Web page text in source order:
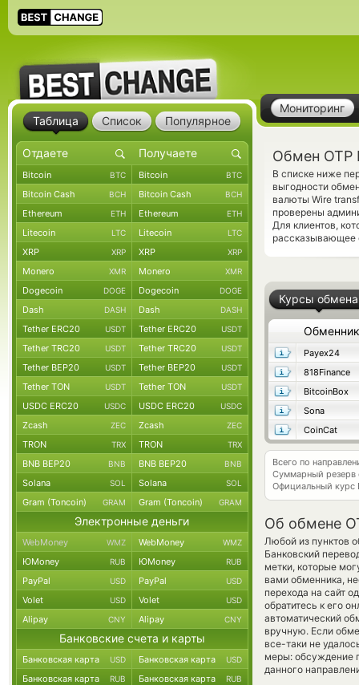
Мониторинг
Обмен OTP
В списке ниже
выгодности
валюты Wire
проверены
Для клиентов,
рассказывающее
Курсы обмена
Обменник
Payex24
818Finance
BitcoinBox
Sona
CoinCat
Всего по
Суммарный резерв
Официальный курс
Об обмене
Любой из пунктов
Банковский
метки, которые
вами обменника,
перехода на сайт
обратитесь к его
автоматический
вручную. Если
все-таки не
меры: обсуждение
данного
Таблица Список Популярное
Bitcoin BTC Bitcoin BTC
Bitcoin Cash BCH Bitcoin Cash BCH
Ethereum ETH Ethereum ETH
Litecoin LTC Litecoin LTC
XRP XRP XRP XRP
Monero XMR Monero XMR
Dogecoin DOGE Dogecoin DOGE
Dash DASH Dash DASH
Tether ERC20 USDT Tether ERC20 USDT
Tether TRC20 USDT Tether TRC20 USDT
Tether BEP20 USDT Tether BEP20 USDT
Tether TON USDT Tether TON USDT
USDC ERC20 USDC USDC ERC20 USDC
Zcash ZEC Zcash ZEC
TRON TRX TRON TRX
BNB BEP20 BNB BNB BEP20 BNB
Solana SOL Solana SOL
Gram (Toncoin) GRAM Gram (Toncoin) GRAM
Электронные деньги
WebMoney WMZ WebMoney WMZ
ЮMoney RUB ЮMoney RUB
PayPal USD PayPal USD
Volet USD Volet USD
Alipay CNY Alipay CNY
Банковские счета и карты
Банковская карта USD Банковская карта USD
Банковская карта RUB Банковская карта RUB